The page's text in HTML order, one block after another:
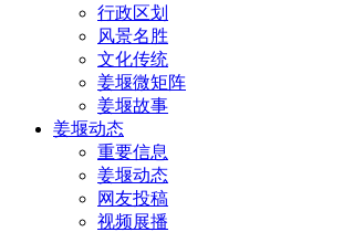
行政区划
风景名胜
文化传统
姜堰微矩阵
姜堰故事
姜堰动态
重要信息
姜堰动态
网友投稿
视频展播